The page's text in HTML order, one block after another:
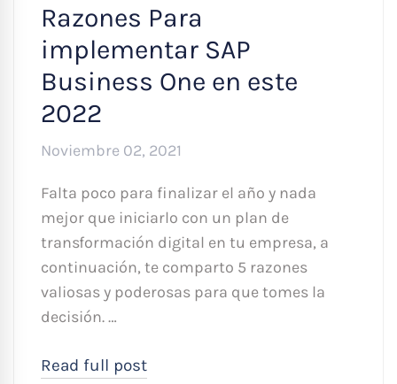
Razones Para
implementar SAP
Business One en este
2022
Noviembre 02, 2021
Falta poco para finalizar el año y nada
mejor que iniciarlo con un plan de
transformación digital en tu empresa, a
continuación, te comparto 5 razones
valiosas y poderosas para que tomes la
decisión. …
Read full post